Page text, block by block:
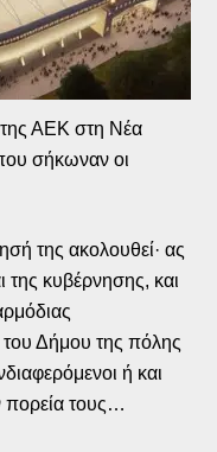
της ΑΕΚ στη Νέα
σήκωναν οι
της ακολουθεί· ας
της κυβέρνησης, και
του Δήμου της πόλης
ή και
πορεία τους…